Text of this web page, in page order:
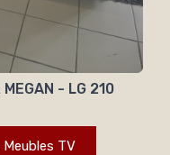
- LG 210
TV